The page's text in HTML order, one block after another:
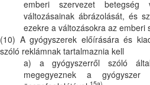
emberi szervezet
változásainak ábrázolását, és
ezekre a változásokra az emberi
(10) A gyógyszerek előírására és
szóló reklámnak tartalmaznia kell
a) a gyógyszerről szóló
megegyeznek a gyógyszer